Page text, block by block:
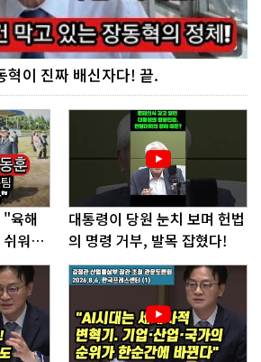
혁이 진짜 배신자다! 끝.
육해
워진
대통령이 당원 눈치 보며 헌법
의 명령 거부, 발목 잡혔다!